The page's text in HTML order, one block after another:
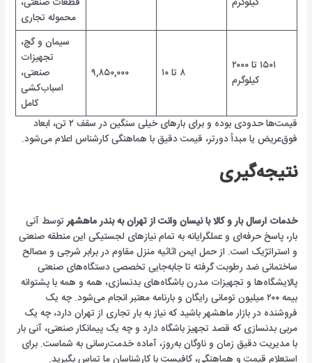
محموله تجاری
۱۵۰۱ تا ۲۰۰۰
کیلوگرم
۸ تا ۱۰ ۹,۸۵۰,۰۰۰
سیمان و گچ،
تجهیزات
صنعتی،
اسباب‌کشی
کامل
قیمت‌ها حدودی بوده و برای بارهای خیلی سنگین در سقف ۲ تن، ابعاد
فوق‌عریض یا مبدأ دورتر، قیمت دقیق با هماهنگی کارشناس اعلام می‌شود.
نتیجه‌گیری
خدمات ارسال بار و کالا با نیسان وانت از تهران به بندر ماهشهرتوسط آنی
بار، پاسخ حرفه‌ای و عملگرایانه به تمام نیازهای لجستیکی این منطقه صنعتی
و استراتژیک است. از حمل ایمن اثاثیه منزل مقاوم در برابر شرجی و مصالح
ساختمانی ضد رطوبت گرفته تا جابه‌جایی تخصصی دستگاه‌های صنعتی
پالایشگاه‌ها و تجهیزات مدرن باشگاه‌های بدنسازی، همه و همه با پشتوانه
بیمه ۲۰۰ میلیون تومانی رایگان و بارنامه معتبر انجام می‌شود. چه یک
فروشنده در بازار ماهشهر باشید که نیاز به بار تجاری از تهران دارد، چه یک
مربی بدنسازی که قصد تجهیز باشگاه دارد و چه یک پیمانکار صنعتی، آنی بار
با مدیریت دقیق زمان و ناوگان به‌روز، آماده خدمت‌رسانی به شماست. برای
استعلام قیمت و هماهنگی، کافیست با کارشناسان ما تماس بگیرید.